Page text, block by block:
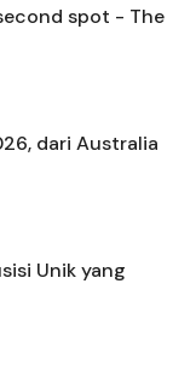
spot - The
dari Australia
Unik yang